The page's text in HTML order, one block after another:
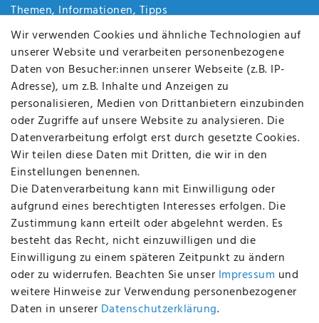
Themen, Informationen, Tipps
Jobs
Über uns
Kontakt
Datenschutz
AGB
FAQ
Batterieentsorgung
Altölverordnung
Impressum
BEQUEM UND SICHER BEZAHLEN MIT
BEI UNS SIND SIE SICHER!
Wir verwenden Cookies und ähnliche Technologien auf
unserer Website und verarbeiten personenbezogene
Daten von Besucher:innen unserer Webseite (z.B. IP-
Adresse), um z.B. Inhalte und Anzeigen zu
personalisieren, Medien von Drittanbietern einzubinden
oder Zugriffe auf unsere Website zu analysieren. Die
Datenverarbeitung erfolgt erst durch gesetzte Cookies.
Wir teilen diese Daten mit Dritten, die wir in den
Einstellungen benennen.
Die Datenverarbeitung kann mit Einwilligung oder
aufgrund eines berechtigten Interesses erfolgen. Die
Zustimmung kann erteilt oder abgelehnt werden. Es
besteht das Recht, nicht einzuwilligen und die
Einwilligung zu einem späteren Zeitpunkt zu ändern
oder zu widerrufen. Beachten Sie unser Impressum und
weitere Hinweise zur Verwendung personenbezogener
Daten in unserer Daten­schutz­erklärung.